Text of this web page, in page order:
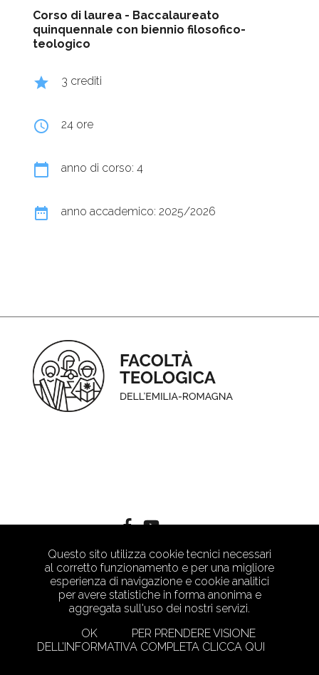
Questo sito utilizza cookie tecnici necessari
al corretto funzionamento e per una migliore
esperienza di navigazione e cookie analitici
per avere statistiche in forma anonima e
aggregata sull'uso dei nostri servizi.
OK
PER PRENDERE VISIONE
DELL’INFORMATIVA COMPLETA CLICCA QUI
Corso di laurea - Baccalaureato
quinquennale con biennio filosofico-
teologico
grade 3 crediti
query_builder 24 ore
calendar_today anno di corso: 4
date_range anno accademico: 2025/2026